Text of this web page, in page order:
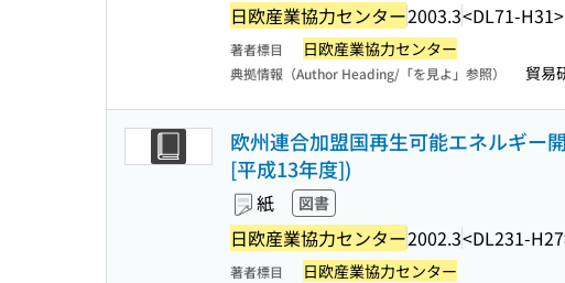
日欧産業協力センター2003.3<DL71-H31>
著者標目 日欧産業協力センター
典拠情報（Author Heading/「を見よ」参照） 貿易
欧州連合加盟国再生可能エネルギー
[平成13年度])
紙 図書
日欧産業協力センター2002.3<DL231-
著者標目 日欧産業協力センター